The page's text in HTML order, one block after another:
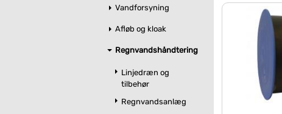
Vandforsyning
Afløb og kloak
Regnvandshåndtering
Linjedræn og
tilbehør
Regnvandsanlæg